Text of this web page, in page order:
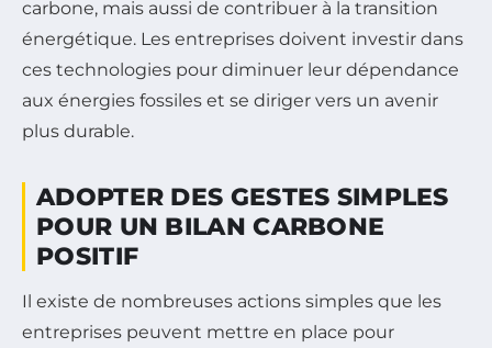
carbone, mais aussi de contribuer à la transition
énergétique. Les entreprises doivent investir dans
ces technologies pour diminuer leur dépendance
aux énergies fossiles et se diriger vers un avenir
plus durable.
ADOPTER DES GESTES SIMPLES
POUR UN BILAN CARBONE
POSITIF
Il existe de nombreuses actions simples que les
entreprises peuvent mettre en place pour